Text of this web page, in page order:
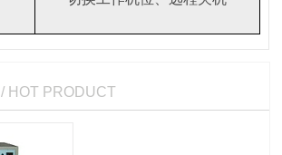
/ HOT PRODUCT